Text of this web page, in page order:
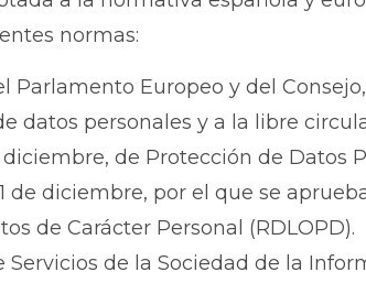
normas:
Parlamento Europeo y del
datos personales y a la libre
diciembre, de Protección de Datos
de diciembre, por el que se
de Carácter Personal (RDLOPD).
Servicios de la Sociedad de la